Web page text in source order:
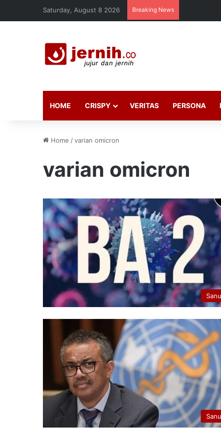
Saturday, August 8 2026 Breaking News
HOME CRISPY VERITAS PERSONA
Home /varian omicron
varian omicron